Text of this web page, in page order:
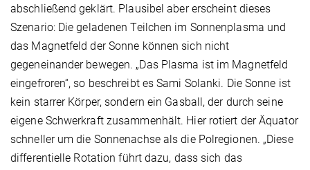
abschließend geklärt. Plausibel aber erscheint dieses
Szenario: Die geladenen Teilchen im Sonnenplasma und
das Magnetfeld der Sonne können sich nicht
gegeneinander bewegen. „Das Plasma ist im Magnetfeld
eingefroren“, so beschreibt es Sami Solanki. Die Sonne ist
kein starrer Körper, sondern ein Gasball, der durch seine
eigene Schwerkraft zusammenhält. Hier rotiert der Äquator
schneller um die Sonnenachse als die Polregionen. „Diese
differentielle Rotation führt dazu, dass sich das